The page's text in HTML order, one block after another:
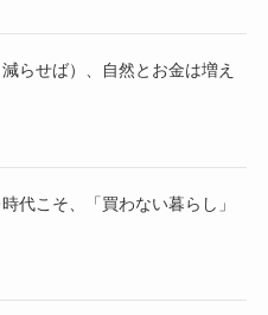
減らせば）、自然とお金は増え
代こそ、「買わない暮らし」